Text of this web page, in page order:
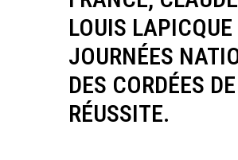
LOUIS
JOURNÉES
DES CORDÉES
RÉUSSITE.